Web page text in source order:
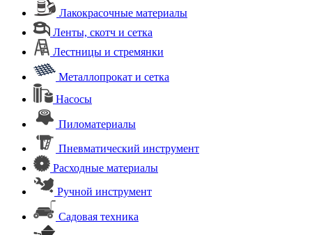
Лакокрасочные материалы
Ленты, скотч и сетка
Лестницы и стремянки
Металлопрокат и сетка
Насосы
Пиломатериалы
Пневматический инструмент
Расходные материалы
Ручной инструмент
Садовая техника